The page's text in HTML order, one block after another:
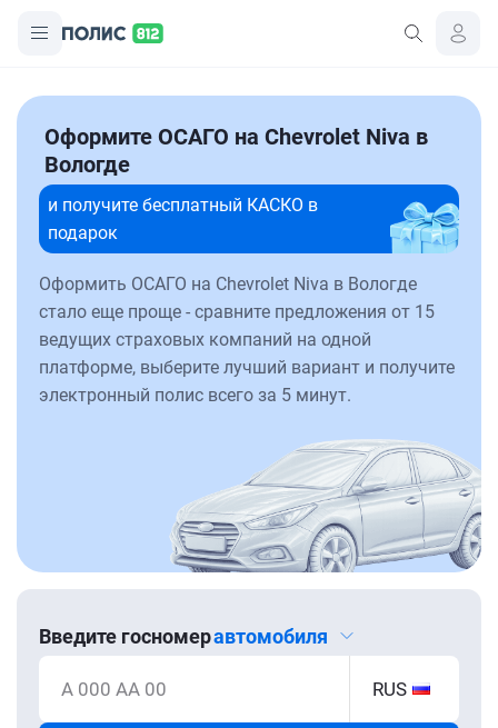
Оформите ОСАГО на Chevrolet Niva в
Вологде
и получите бесплатный КАСКО в
подарок
Оформить ОСАГО на Chevrolet Niva в Вологде
стало еще проще - сравните предложения от 15
ведущих страховых компаний на одной
платформе, выберите лучший вариант и получите
электронный полис всего за 5 минут.
Введите госномеравтомобиля
А 000 АА 00 RUS